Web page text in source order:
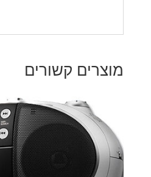
מוצרים קשורים